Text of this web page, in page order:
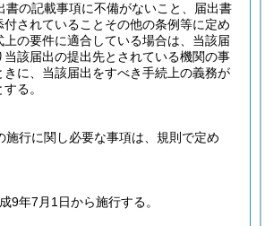
書の記載事項に不備がないこと、届出書
付されていることその他の条例等に定め
上の要件に適合している場合は、当該届
当該届出の提出先とされている機関の事
きに、当該届出をすべき手続上の義務が
る。
施行に関し必要な事項は、規則で定め
9年7月1日から施行する。